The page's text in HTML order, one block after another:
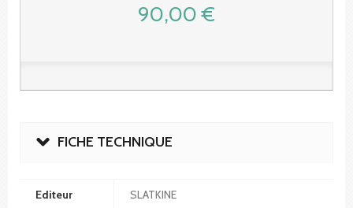
90,00 €
FICHE TECHNIQUE
Editeur SLATKINE